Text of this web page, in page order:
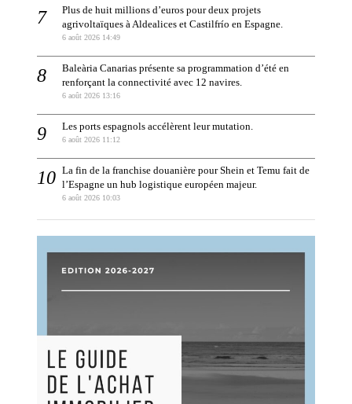
Plus de huit millions d’euros pour deux projets
agrivoltaïques à Aldealices et Castilfrío en Espagne.
6 août 2026 14:49
Baleària Canarias présente sa programmation d’été en
renforçant la connectivité avec 12 navires.
6 août 2026 13:16
Les ports espagnols accélèrent leur mutation.
6 août 2026 11:12
La fin de la franchise douanière pour Shein et Temu fait de
l’Espagne un hub logistique européen majeur.
6 août 2026 10:03